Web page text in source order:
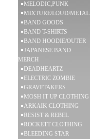
MELODIC,PUNK
MIXTURE/LOUD/METAL
BAND GOODS
BAND T-SHIRTS
BAND HOODIE/OUTER
JAPANESE BAND
MERCH
DEADHEARTZ
ELECTRIC ZOMBIE
GRAVETAKERS
MOSH IT UP CLOTHING
ARKAIK CLOTHING
RESIST & REBEL
ROCKETT CLOTHING
BLEEDING STAR